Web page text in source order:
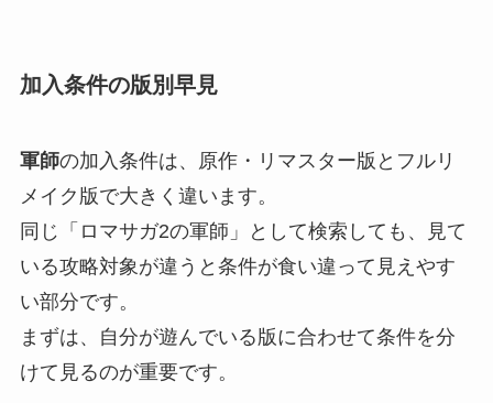
加入条件の版別早見
軍師の加入条件は、原作・リマスター版とフルリ
メイク版で大きく違います。
同じ「ロマサガ2の軍師」として検索しても、見て
いる攻略対象が違うと条件が食い違って見えやす
い部分です。
まずは、自分が遊んでいる版に合わせて条件を分
けて見るのが重要です。